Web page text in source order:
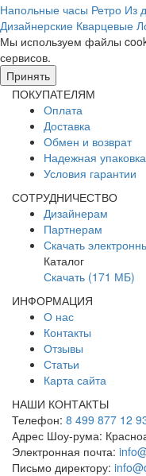
Напольные часы Ретро Из
Дизайнерские Кварцевые
Мы используем файлы
сервисов.
Принять
ПОКУПАТЕЛЯМ
Оплата
Доставка
Обмен и возврат
Надежная упаковка
Условия гарантии
СОТРУДНИЧЕСТВО
Дизайнерам
Партнерам
Скачать
Каталог
Скачать (171 МБ)
ИНФОРМАЦИЯ
О нас
Контакты
Отзывы
Статьи
Карта сайта
НАШИ КОНТАКТЫ
Телефон: 8 499 877 12
Адрес Шоу-рума:
Электронная почта:
Письмо директору: